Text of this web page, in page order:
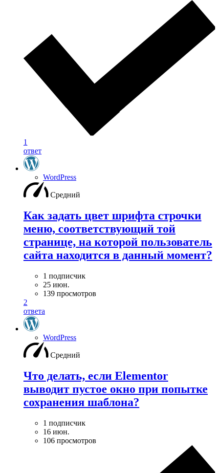
1
ответ
WordPress
Средний
Как задать цвет шрифта строчки
меню, соответствующий той
странице, на которой пользователь
сайта находится в данный момент?
1 подписчик
25 июн.
139 просмотров
2
ответа
WordPress
Средний
Что делать, если Elementor
выводит пустое окно при попытке
сохранения шаблона?
1 подписчик
16 июн.
106 просмотров